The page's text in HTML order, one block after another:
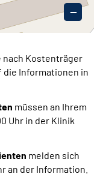
−
nach Kostenträger
die Informationen in
müssen an Ihrem
Uhr in der Klinik
melden sich
an der Information.